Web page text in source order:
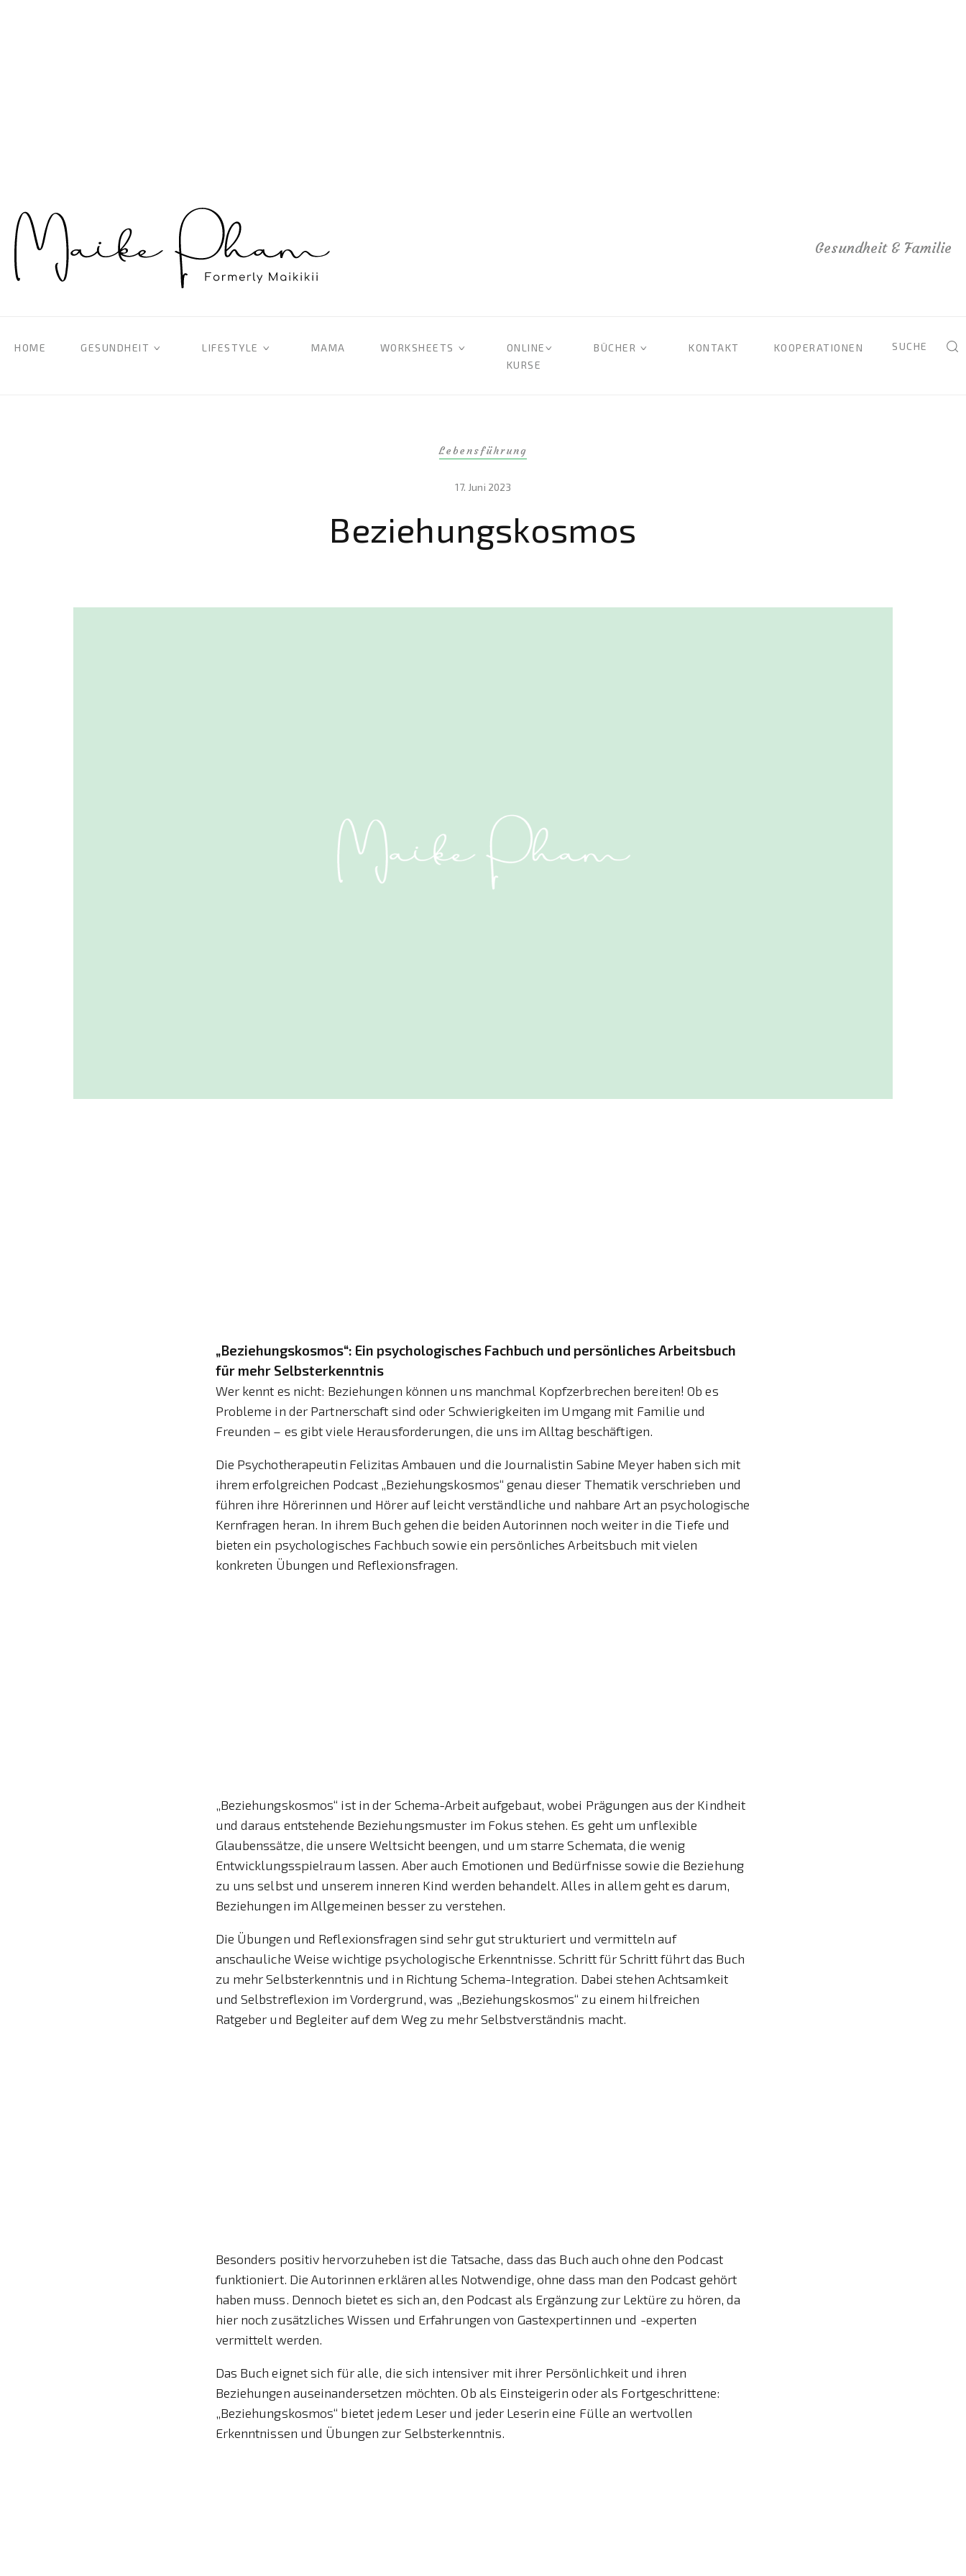
Gesundheit & Familie
HOME GESUNDHEIT LIFESTYLE MAMA WORKSHEETS
ONLINE
KURSE
BÜCHER KONTAKT KOOPERATIONEN SUCHE
Lebensführung
17. Juni 2023
Beziehungskosmos
„Beziehungskosmos“: Ein psychologisches Fachbuch und persönliches Arbeitsbuch
für mehr Selbsterkenntnis
Wer kennt es nicht: Beziehungen können uns manchmal Kopfzerbrechen bereiten! Ob es
Probleme in der Partnerschaft sind oder Schwierigkeiten im Umgang mit Familie und
Freunden – es gibt viele Herausforderungen, die uns im Alltag beschäftigen.
Die Psychotherapeutin Felizitas Ambauen und die Journalistin Sabine Meyer haben sich mit
ihrem erfolgreichen Podcast „Beziehungskosmos“ genau dieser Thematik verschrieben und
führen ihre Hörerinnen und Hörer auf leicht verständliche und nahbare Art an psychologische
Kernfragen heran. In ihrem Buch gehen die beiden Autorinnen noch weiter in die Tiefe und
bieten ein psychologisches Fachbuch sowie ein persönliches Arbeitsbuch mit vielen
konkreten Übungen und Reflexionsfragen.
„Beziehungskosmos“ ist in der Schema-Arbeit aufgebaut, wobei Prägungen aus der Kindheit
und daraus entstehende Beziehungsmuster im Fokus stehen. Es geht um unflexible
Glaubenssätze, die unsere Weltsicht beengen, und um starre Schemata, die wenig
Entwicklungsspielraum lassen. Aber auch Emotionen und Bedürfnisse sowie die Beziehung
zu uns selbst und unserem inneren Kind werden behandelt. Alles in allem geht es darum,
Beziehungen im Allgemeinen besser zu verstehen.
Die Übungen und Reflexionsfragen sind sehr gut strukturiert und vermitteln auf
anschauliche Weise wichtige psychologische Erkenntnisse. Schritt für Schritt führt das Buch
zu mehr Selbsterkenntnis und in Richtung Schema-Integration. Dabei stehen Achtsamkeit
und Selbstreflexion im Vordergrund, was „Beziehungskosmos“ zu einem hilfreichen
Ratgeber und Begleiter auf dem Weg zu mehr Selbstverständnis macht.
Besonders positiv hervorzuheben ist die Tatsache, dass das Buch auch ohne den Podcast
funktioniert. Die Autorinnen erklären alles Notwendige, ohne dass man den Podcast gehört
haben muss. Dennoch bietet es sich an, den Podcast als Ergänzung zur Lektüre zu hören, da
hier noch zusätzliches Wissen und Erfahrungen von Gastexpertinnen und -experten
vermittelt werden.
Das Buch eignet sich für alle, die sich intensiver mit ihrer Persönlichkeit und ihren
Beziehungen auseinandersetzen möchten. Ob als Einsteigerin oder als Fortgeschrittene:
„Beziehungskosmos“ bietet jedem Leser und jeder Leserin eine Fülle an wertvollen
Erkenntnissen und Übungen zur Selbsterkenntnis.